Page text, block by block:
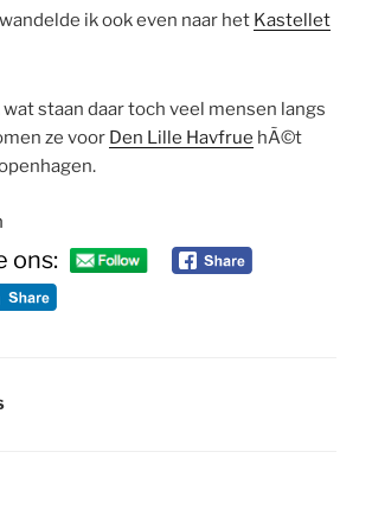
ik ook even naar het Kastellet
staan daar toch veel mensen langs
ze voor Den Lille Havfrue hÃ©t
ons: